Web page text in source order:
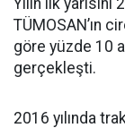
Yılın ilk
TÜMOSAN’ın
göre yüzde 10
gerçekleşti.
2016 yılında